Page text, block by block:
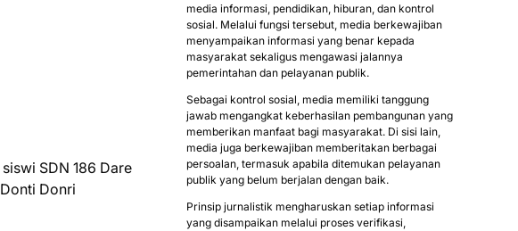
SDN 186 Dare
Donri
media informasi, pendidikan, hiburan, dan kontrol
sosial. Melalui fungsi tersebut, media berkewajiban
menyampaikan informasi yang benar kepada
masyarakat sekaligus mengawasi jalannya
pemerintahan dan pelayanan publik.
Sebagai kontrol sosial, media memiliki tanggung
jawab mengangkat keberhasilan pembangunan yang
memberikan manfaat bagi masyarakat. Di sisi lain,
media juga berkewajiban memberitakan berbagai
persoalan, termasuk apabila ditemukan pelayanan
publik yang belum berjalan dengan baik.
Prinsip jurnalistik mengharuskan setiap informasi
yang disampaikan melalui proses verifikasi,